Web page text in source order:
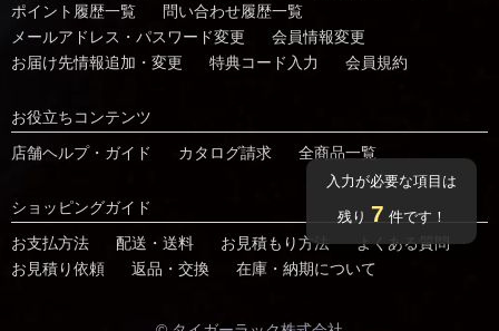
ポイント履歴⼀覧
問い合わせ履歴⼀覧
メールアドレス・パスワード変更
会員情報変更
お届け先情報追加・変更
特典コード⼊⼒ 会員規約
お役⽴ちコンテンツ
店舗ヘルプ・ガイド
カタログ請求 全商品一覧
ショッピングガイド
お⽀払⽅法
配送・送料 お見積もり方法
よくある質問
お⾒積り依頼
返品・交換 在庫・納期について
入力が必要な項目は
残り 7 件です！